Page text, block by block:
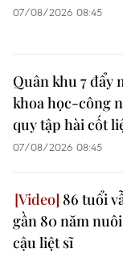
07/08/2026 08:45
Quân khu 7 đẩy
khoa học-công
quy tập hài cốt
07/08/2026 08:45
86 tuổi
gần 80 năm
cậu liệt sĩ